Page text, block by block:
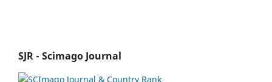
SJR - Scimago Journal